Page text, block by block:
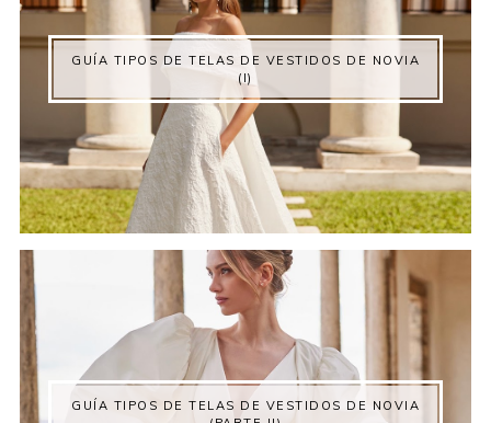
GUÍA TIPOS DE TELAS DE VESTIDOS DE NOVIA
(I)
GUÍA TIPOS DE TELAS DE VESTIDOS DE NOVIA